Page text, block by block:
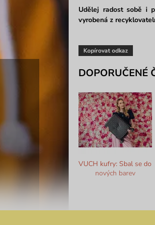
Udělej radost sobě i
vyrobená z
Kopírovat odkaz
DOPORUČENÉ
VUCH kufry: Sbal se do
nových barev